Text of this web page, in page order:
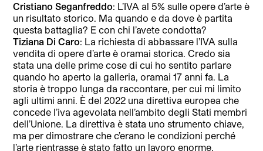
Cristiano Seganfreddo: L’IVA al 5% sulle opere d’arte è
un risultato storico. Ma quando e da dove è partita
questa battaglia? E con chi l’avete condotta?
Tiziana Di Caro: La richiesta di abbassare l’IVA sulla
vendita di opere d’arte è oramai storica. Credo sia
stata una delle prime cose di cui ho sentito parlare
quando ho aperto la galleria, oramai 17 anni fa. La
storia è troppo lunga da raccontare, per cui mi limito
agli ultimi anni. È del 2022 una direttiva europea che
concede l’iva agevolata nell’ambito degli Stati membri
dell’Unione. La direttiva è stata uno strumento chiave,
ma per dimostrare che c’erano le condizioni perché
l’arte rientrasse è stato fatto un lavoro enorme,